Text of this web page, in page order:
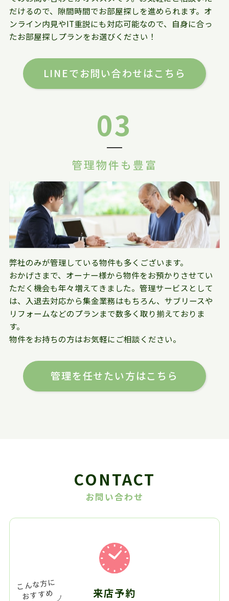
だけるので、隙間時間でお部屋探しを進められます。オ
ンライン内見やIT重説にも対応可能なので、自身に合っ
たお部屋探しプランをお選びください！
LINEでお問い合わせはこちら
03
管理物件も豊富
弊社のみが管理している物件も多くございます。
おかげさまで、オーナー様から物件をお預かりさせてい
ただく機会も年々増えてきました。管理サービスとして
は、入退去対応から集金業務はもちろん、サブリースや
リフォームなどのプランまで数多く取り揃えておりま
す。
物件をお持ちの方はお気軽にご相談ください。
管理を任せたい方はこちら
CONTACT
お問い合わせ
来店予約